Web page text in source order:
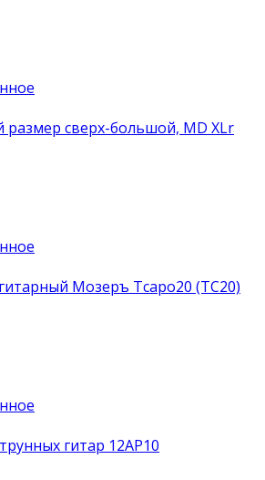
сверх-большой, MD XLr
Мозеръ Tcapo20 (TC20)
гитар 12AP10